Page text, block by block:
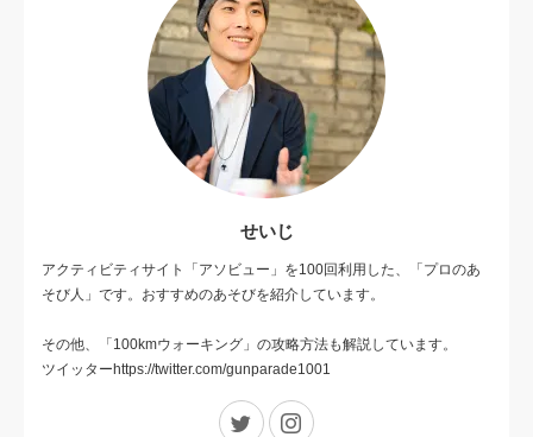
せいじ
アクティビティサイト「アソビュー」を100回利用した、「プロのあ
そび人」です。おすすめのあそびを紹介しています。
その他、「100kmウォーキング」の攻略方法も解説しています。
ツイッターhttps://twitter.com/gunparade1001
Twitter